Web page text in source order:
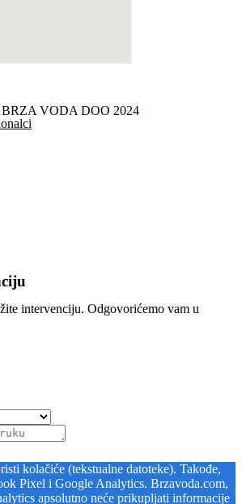
BRZA VODA DOO 2024
intervenciju. Odgovorićemo vam u
kolačiće (tekstualne datoteke). Takođe,
Pixel i Google Analytics. Brzavoda.com,
apsolutno neće prikupljati informacije